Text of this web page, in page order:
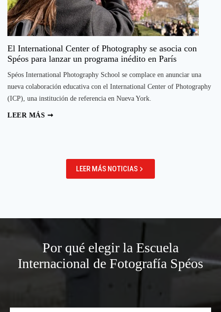
Vídeo
El International Center of Photography se asocia con
Spéos para lanzar un programa inédito en París
Spéos International Photography School se complace en anunciar una
nueva colaboración educativa con el International Center of Photography
(ICP), una institución de referencia en Nueva York.
LEER MÁS ➞El
Photography
un
programa
inédito
LEER MÁS NOTICIAS
Por qué elegir la Escuela
Internacional de Fotografía Spéos